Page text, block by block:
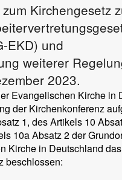
Kirchengesetz
EKD) und
weiterer
2023.
Evangelischen Kirche in
der Kirchenkonferenz
1, des Artikels 10
10a Absatz 2 der
Kirche in Deutschland
beschlossen: